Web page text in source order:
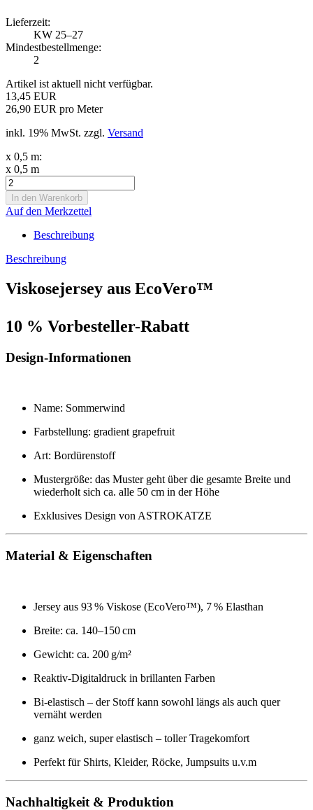
Lieferzeit:
KW 25–27
Mindestbestellmenge:
2
Artikel ist aktuell nicht verfügbar.
13,45 EUR
26,90 EUR pro Meter
inkl. 19% MwSt. zzgl. Versand
x 0,5 m:
x 0,5 m
Auf den Merkzettel
Beschreibung
Beschreibung
Viskosejersey aus EcoVero™
10 % Vorbesteller-Rabatt
Design-Informationen
Name: Sommerwind
Farbstellung: gradient grapefruit
Art: Bordürenstoff
Mustergröße: das Muster geht über die gesamte Breite und
wiederholt sich ca. alle 50 cm in der Höhe
Exklusives Design von ASTROKATZE
Material & Eigenschaften
Jersey aus 93 % Viskose (EcoVero™), 7 % Elasthan
Breite: ca. 140–150 cm
Gewicht: ca. 200 g/m²
Reaktiv-Digitaldruck in brillanten Farben
Bi-elastisch – der Stoff kann sowohl längs als auch quer
vernäht werden
ganz weich, super elastisch – toller Tragekomfort
Perfekt für Shirts, Kleider, Röcke, Jumpsuits u.v.m
Nachhaltigkeit & Produktion